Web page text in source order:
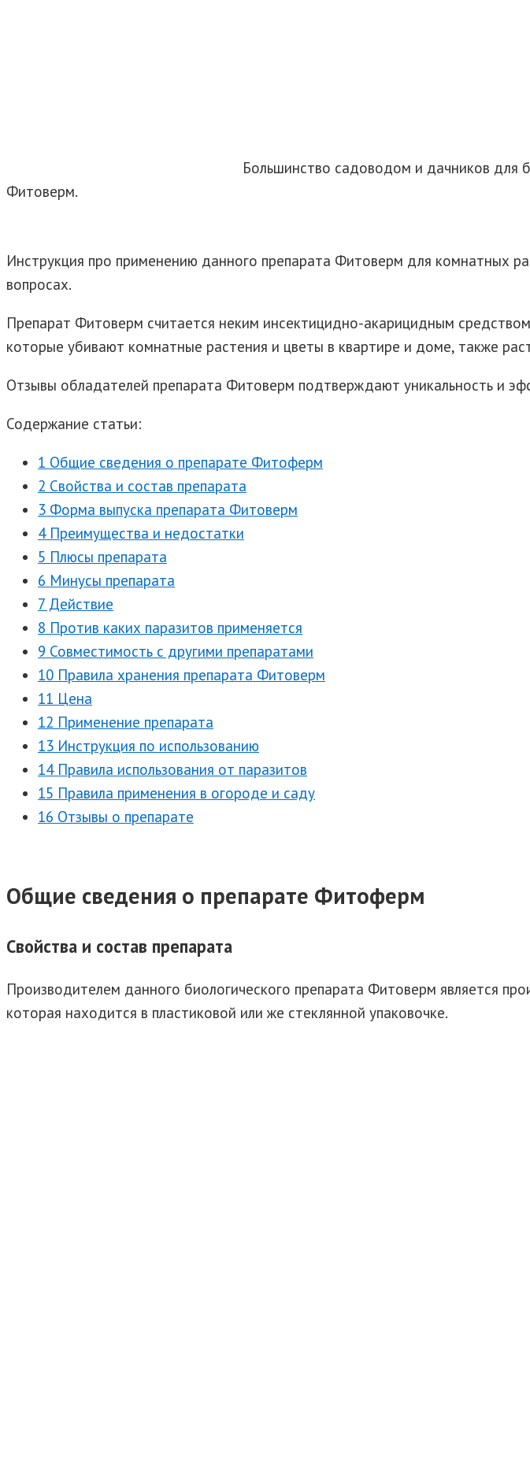
Большинство садоводом и дачников для
Фитоверм.
Инструкция про применению данного препарата Фитоверм для комнатных
вопросах.
Препарат Фитоверм считается неким инсектицидно-акарицидным
которые убивают комнатные растения и цветы в квартире и доме, также
Отзывы обладателей препарата Фитоверм подтверждают уникальность и
Содержание статьи:
1 Общие сведения о препарате Фитоферм
2 Свойства и состав препарата
3 Форма выпуска препарата Фитоверм
4 Преимущества и недостатки
5 Плюсы препарата
6 Минусы препарата
7 Действие
8 Против каких паразитов применяется
9 Совместимость с другими препаратами
10 Правила хранения препарата Фитоверм
11 Цена
12 Применение препарата
13 Инструкция по использованию
14 Правила использования от паразитов
15 Правила применения в огороде и саду
16 Отзывы о препарате
Общие сведения о препарате Фитоферм
Свойства и состав препарата
Производителем данного биологического препарата Фитоверм является
которая находится в пластиковой или же стеклянной упаковочке.